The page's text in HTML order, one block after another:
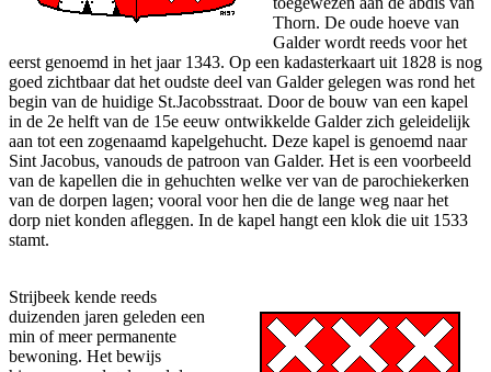
Thorn. De oude hoeve van
Galder wordt reeds voor het
eerst genoemd in het jaar 1343. Op een kadasterkaart uit 1828 is nog
goed zichtbaar dat het oudste deel van Galder gelegen was rond het
begin van de huidige St.Jacobsstraat. Door de bouw van een kapel
in de 2e helft van de 15e eeuw ontwikkelde Galder zich geleidelijk
aan tot een zogenaamd kapelgehucht. Deze kapel is genoemd naar
Sint Jacobus, vanouds de patroon van Galder. Het is een voorbeeld
van de kapellen die in gehuchten welke ver van de parochiekerken
van de dorpen lagen; vooral voor hen die de lange weg naar het
dorp niet konden afleggen. In de kapel hangt een klok die uit 1533
stamt.
Strijbeek kende reeds
duizenden jaren geleden een
min of meer permanente
bewoning. Het bewijs